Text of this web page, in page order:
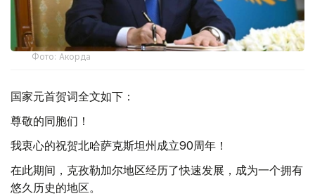
Фото: Акорда
国家元首贺词全文如下：
尊敬的同胞们！
我衷心的祝贺北哈萨克斯坦州成立90周年！
在此期间，克孜勒加尔地区经历了快速发展，成为一个拥有
悠久历史的地区。